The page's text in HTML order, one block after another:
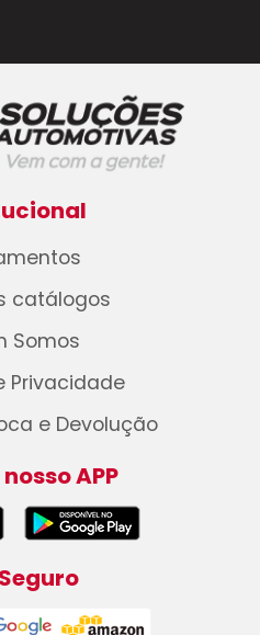
catálogos
Somos
Privacidade
e Devolução
APP